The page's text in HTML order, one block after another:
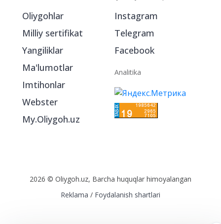
Oliygohlar
Milliy sertifikat
Yangiliklar
Ma'lumotlar
Imtihonlar
Webster
My.Oliygoh.uz
Instagram
Telegram
Facebook
Analitika
2026 © Oliygoh.uz, Barcha huquqlar himoyalangan
Reklama / Foydalanish shartlari